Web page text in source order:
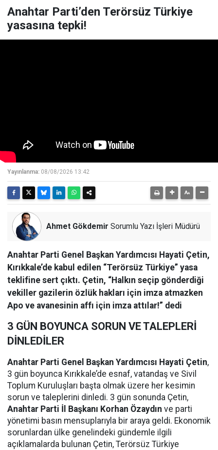
Anahtar Parti’den Terörsüz Türkiye
yasasına tepki!
Yayınlanma: 08/08/2026 13:42
Ahmet Gökdemir Sorumlu Yazı İşleri Müdürü
Anahtar Parti Genel Başkan Yardımcısı Hayati Çetin,
Kırıkkale’de kabul edilen “Terörsüz Türkiye” yasa
teklifine sert çıktı. Çetin, “Halkın seçip gönderdiği
vekiller gazilerin özlük hakları için imza atmazken
Apo ve avanesinin affı için imza attılar!” dedi
3 GÜN BOYUNCA SORUN VE TALEPLERİ
DİNLEDİLER
Anahtar Parti Genel Başkan Yardımcısı Hayati Çetin,
3 gün boyunca Kırıkkale’de esnaf, vatandaş ve Sivil
Toplum Kuruluşları başta olmak üzere her kesimin
sorun ve taleplerini dinledi. 3 gün sonunda Çetin,
Anahtar Parti İl Başkanı Korhan Özaydın ve parti
yönetimi basın mensuplarıyla bir araya geldi. Ekonomik
sorunlardan ülke genelindeki gündemle ilgili
açıklamalarda bulunan Çetin, Terörsüz Türkiye